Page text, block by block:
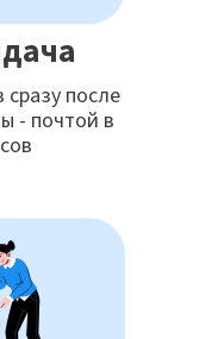
после
- почтой в